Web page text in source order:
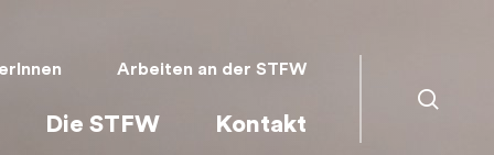
Die STFW Kontakt
Arbeiten an der STFW
search